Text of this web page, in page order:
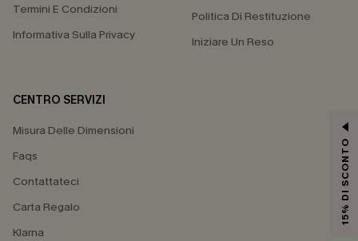
Termini E Condizioni
Informativa Sulla Privacy
Politica Di Restituzione
Iniziare Un Reso
CENTRO SERVIZI
Misura Delle Dimensioni
Faqs
Contattateci
Carta Regalo
Klarna
15% DI SCONTO